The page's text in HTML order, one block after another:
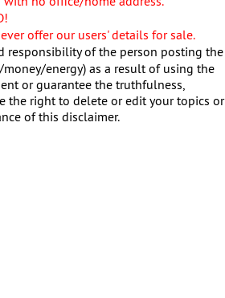
offer our users' details for sale.
responsibility of the person posting the
energy) as a result of using the
or guarantee the truthfulness,
the right to delete or edit your topics or
of this disclaimer.